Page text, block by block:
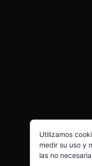
Utilizamos
medir su uso y
las no